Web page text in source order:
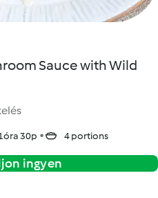
Sauce with Wild
30p 4 portions
ingyen